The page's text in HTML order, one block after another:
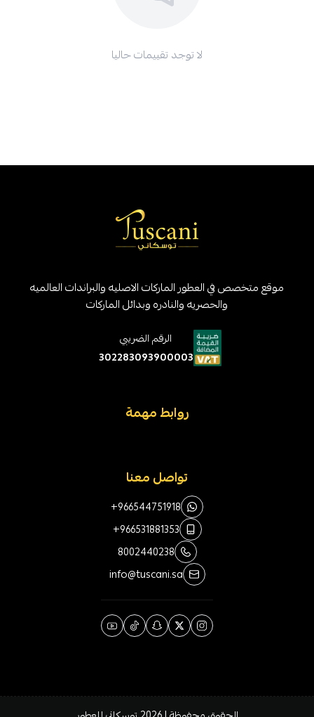
لا توجد تقييمات حاليا
موقع متخصص في العطور الماركات الاصليه والبراندات العالميه
والحصريه والنادره وبدائل الماركات
الرقم الضريبي
302283093900003
روابط مهمة
تواصل معنا
+966544751918
+966531881353
8002440238
info@tuscani.sa